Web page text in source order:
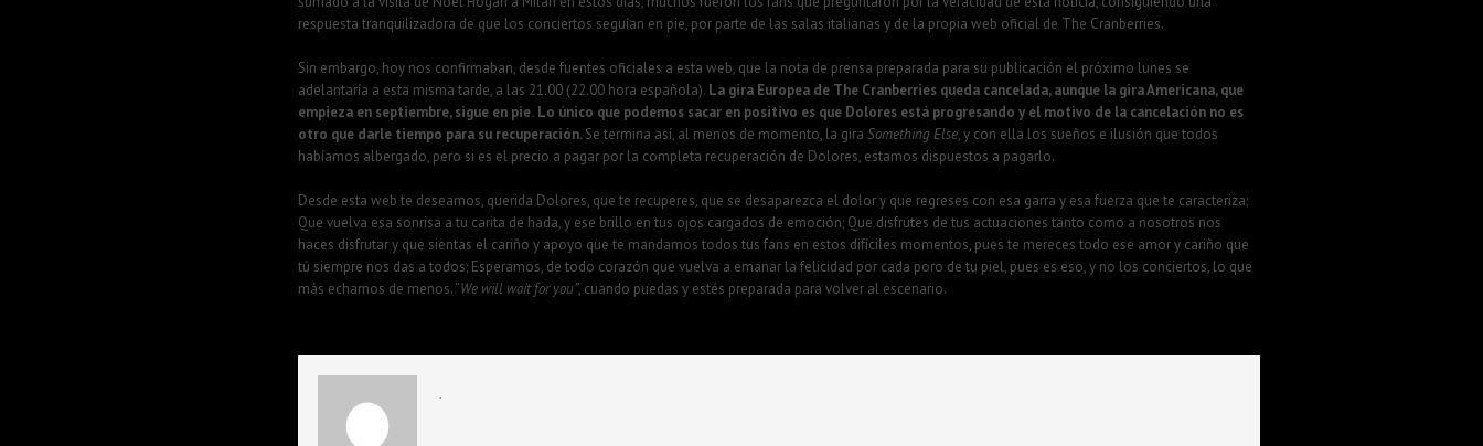
respuesta tranquilizadora de que los conciertos seguían en pie, por parte de las salas italianas y de la propia web oficial de The Cranberries.
Sin embargo, hoy nos confirmaban, desde fuentes oficiales a esta web, que la nota de prensa preparada para su publicación el próximo lunes se
adelantaría a esta misma tarde, a las 21.00 (22.00 hora española). La gira Europea de The Cranberries queda cancelada, aunque la gira Americana, que
empieza en septiembre, sigue en pie. Lo único que podemos sacar en positivo es que Dolores está progresando y el motivo de la cancelación no es
otro que darle tiempo para su recuperación.Se termina así, al menos de momento, la gira Something Else, y con ella los sueños e ilusión que todos
habíamos albergado, pero si es el precio a pagar por la completa recuperación de Dolores, estamos dispuestos a pagarlo.
Desde esta web te deseamos, querida Dolores, que te recuperes, que se desaparezca el dolor y que regreses con esa garra y esa fuerza que te caracteriza;
Que vuelva esa sonrisa a tu carita de hada, y ese brillo en tus ojos cargados de emoción; Que disfrutes de tus actuaciones tanto como a nosotros nos
haces disfrutar y que sientas el cariño y apoyo que te mandamos todos tus fans en estos difíciles momentos, pues te mereces todo ese amor y cariño que
tú siempre nos das a todos; Esperamos, de todo corazón que vuelva a emanar la felicidad por cada poro de tu piel, pues es eso, y no los conciertos, lo que
más echamos de menos. “We will wait for you”, cuando puedas y estés preparada para volver al escenario.